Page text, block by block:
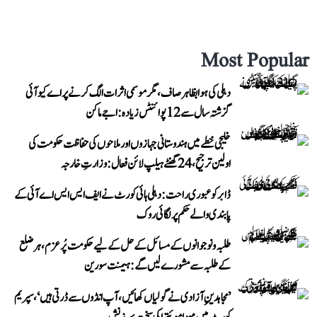
Most Popular
دہلی کی ہوا بظاہر صاف، مگر موسمی اثرات الگ کرنے پر اے کیو آئی
گزشتہ سال سے 12 پوائنٹس زیادہ: اجے ماکن
خلیجی خطے میں ہندوستانی جہازوں اور ملاحوں کی حفاظت حکومت کی
اولین ترجیح، 24 گھنٹے ہیلپ لائن فعال: وزارتِ خارجہ
ڈابر کو عبوری راحت: دہلی ہائی کورٹ نے ایف ایس ایس اے آئی کے
پابندی والے حکم پر لگائی روک
طلبہ و نوجوانوں کے مسائل کے حل کے لیے حکومت پُرعزم، ہر ضلع
کے طلبہ سے مشورے لیں گے: ہیمنت سورین
’مجاہدینِ آزادی نے گولیاں کھائیں، آپ انڈوں سے ڈرتی ہیں‘، سپریم